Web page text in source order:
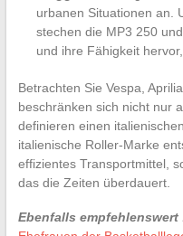
urbanen Situationen an.
stechen die MP3 250
und ihre Fähigkeit
Betrachten Sie Vespa,
beschränken sich nicht nur
definieren einen
italienische Roller-Marke
effizientes Transportmittel,
das die Zeiten überdauert.
Ebenfalls empfehlenswert